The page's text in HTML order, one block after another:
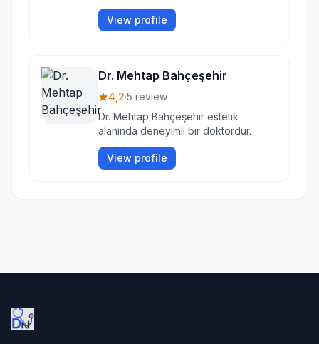
View profile
Dr. Mehtap Bahçeşehir
4,2·5 review
Dr. Mehtap Bahçeşehir estetik
alanında deneyimli bir doktordur.
View profile